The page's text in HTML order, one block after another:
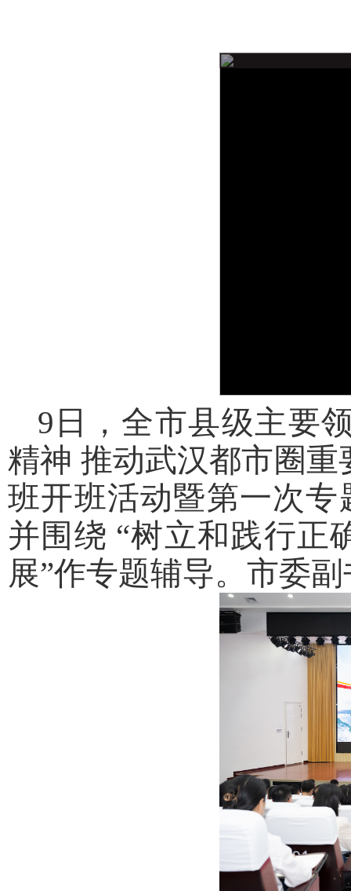
9日，全市县级主要
精神 推动武汉都市圈
班开班活动暨第一次
并围绕 “树立和践行正
展”作专题辅导。市委